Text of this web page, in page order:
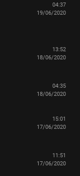
04:37
19/06/2020
13:52
18/06/2020
04:35
18/06/2020
15:01
17/06/2020
11:51
17/06/2020